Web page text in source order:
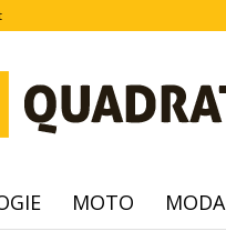
quadrat.pl
MOTO MODA